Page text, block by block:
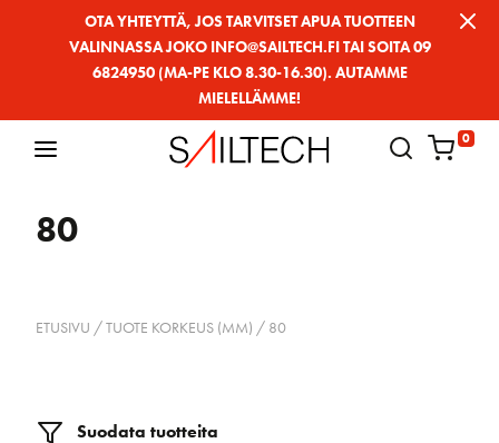
OTA YHTEYTTÄ, JOS TARVITSET APUA TUOTTEEN
VALINNASSA JOKO INFO@SAILTECH.FI TAI SOITA 09
6824950 (MA-PE KLO 8.30-16.30). AUTAMME
MIELELLÄMME!
0
80
ETUSIVU / TUOTE KORKEUS (MM) / 80
Suodata tuotteita